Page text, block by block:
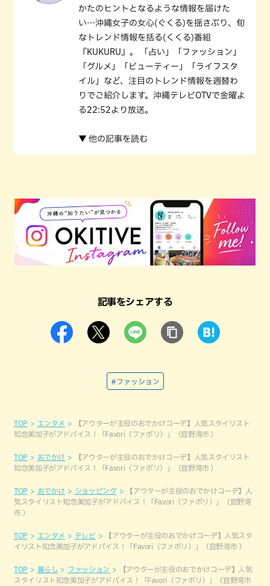
かたのヒントとなるような情報を届けた
い…沖縄女子の女心(ぐくる)を揺さぶり、旬
なトレンド情報を括る(くくる)番組
『KUKURU』。 「占い」「ファッション」
「グルメ」「ビューティー」「ライフスタ
イル」など、注目のトレンド情報を週替わ
りでご紹介します。沖縄テレビOTVで金曜よ
る22:52より放送。
▼ 他の記事を読む
記事をシェアする
#ファッション
TOP エンタメ
【アウターが主役のおでかけコーデ】人気スタイリスト
知念美加子がアドバイス！「Favori（ファボリ）」（宜野湾市 ）
TOP おでかけ
【アウターが主役のおでかけコーデ】人気スタイリスト
知念美加子がアドバイス！「Favori（ファボリ）」（宜野湾市 ）
TOP おでかけ ショッピング
【アウターが主役のおでかけコーデ】人
気スタイリスト知念美加子がアドバイス！「Favori（ファボリ）」（宜野湾
市 ）
TOP エンタメ テレビ
【アウターが主役のおでかけコーデ】人気スタ
イリスト知念美加子がアドバイス！「Favori（ファボリ）」（宜野湾市 ）
TOP 暮らし ファッション
【アウターが主役のおでかけコーデ】人気
スタイリスト知念美加子がアドバイス！「Favori（ファボリ）」（宜野湾市